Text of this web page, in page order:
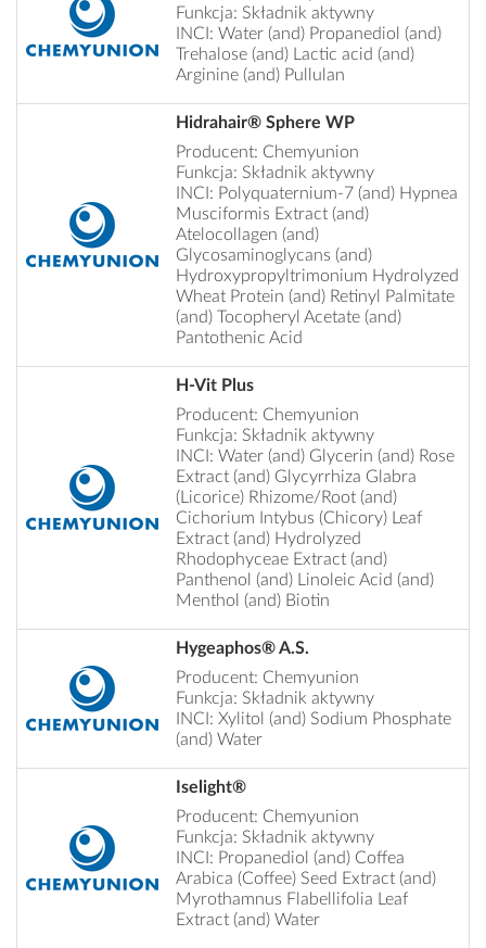
Funkcja: Składnik aktywny
INCI: Water (and) Propanediol (and)
Trehalose (and) Lactic acid (and)
Arginine (and) Pullulan
Hidrahair® Sphere WP
Producent: Chemyunion
Funkcja: Składnik aktywny
INCI: Polyquaternium-7 (and) Hypnea
Musciformis Extract (and)
Atelocollagen (and)
Glycosaminoglycans (and)
Hydroxypropyltrimonium Hydrolyzed
Wheat Protein (and) Retinyl Palmitate
(and) Tocopheryl Acetate (and)
Pantothenic Acid
H-Vit Plus
Producent: Chemyunion
Funkcja: Składnik aktywny
INCI: Water (and) Glycerin (and) Rose
Extract (and) Glycyrrhiza Glabra
(Licorice) Rhizome/Root (and)
Cichorium Intybus (Chicory) Leaf
Extract (and) Hydrolyzed
Rhodophyceae Extract (and)
Panthenol (and) Linoleic Acid (and)
Menthol (and) Biotin
Hygeaphos® A.S.
Producent: Chemyunion
Funkcja: Składnik aktywny
INCI: Xylitol (and) Sodium Phosphate
(and) Water
Iselight®
Producent: Chemyunion
Funkcja: Składnik aktywny
INCI: Propanediol (and) Coffea
Arabica (Coffee) Seed Extract (and)
Myrothamnus Flabellifolia Leaf
Extract (and) Water